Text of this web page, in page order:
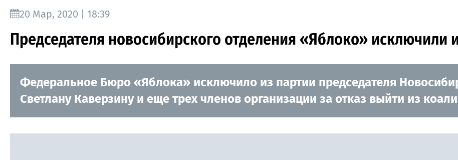
20 Мар, 2020 | 18:39
Председателя новосибирского отделения «Яблоко» исключили
Федеральное Бюро «Яблока» исключило из партии председателя
Светлану Каверзину и еще трех членов организации за отказ выйти из